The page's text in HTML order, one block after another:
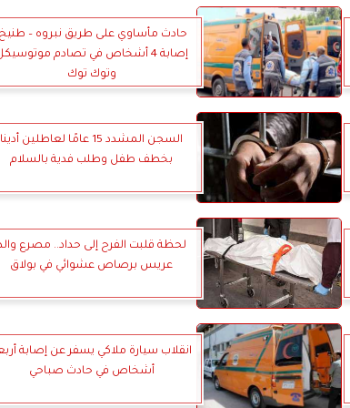
حادث مأساوي على طريق نبروه –
إصابة 4 أشخاص في تصادم
وتوك توك
السجن المشدد 15 عامًا لعاطلين أدينا
بخطف طفل وطلب فدية بالسلام
لحظة قلبت الفرح إلى حداد.. مصرع
عريس برصاص عشوائي في بولاق
انقلاب سيارة ملاكي يسفر عن إصابة
أشخاص في حادث صباحي